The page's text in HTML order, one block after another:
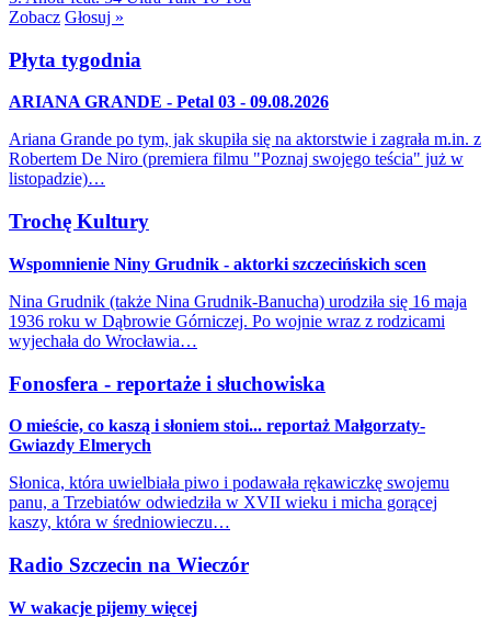
Zobacz Głosuj »
Płyta tygodnia
ARIANA GRANDE - Petal 03 - 09.08.2026
Ariana Grande po tym, jak skupiła się na aktorstwie i zagrała m.in. z
Robertem De Niro (premiera filmu "Poznaj swojego teścia" już w
listopadzie)…
Trochę Kultury
Wspomnienie Niny Grudnik - aktorki szczecińskich scen
Nina Grudnik (także Nina Grudnik-Banucha) urodziła się 16 maja
1936 roku w Dąbrowie Górniczej. Po wojnie wraz z rodzicami
wyjechała do Wrocławia…
Fonosfera - reportaże i słuchowiska
O mieście, co kaszą i słoniem stoi... reportaż Małgorzaty-
Gwiazdy Elmerych
Słonica, która uwielbiała piwo i podawała rękawiczkę swojemu
panu, a Trzebiatów odwiedziła w XVII wieku i micha gorącej
kaszy, która w średniowieczu…
Radio Szczecin na Wieczór
W wakacje pijemy więcej